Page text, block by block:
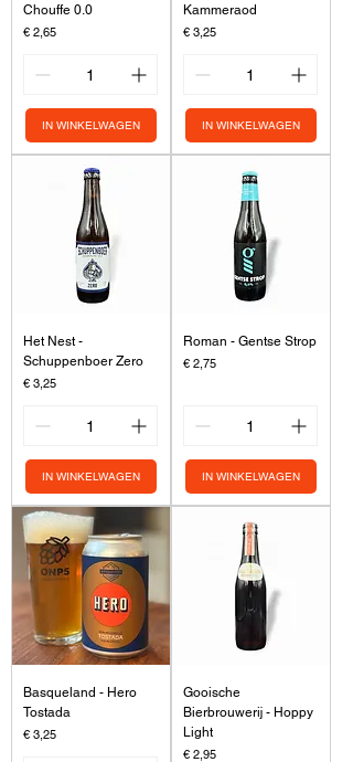
Chouffe 0.0
Prijs
€ 2,65
IN WINKELWAGEN
Kammeraod
Prijs
€ 3,25
IN WINKELWAGEN
Het Nest -
Schuppenboer Zero
Prijs
€ 3,25
IN WINKELWAGEN
Roman - Gentse Strop
Prijs
€ 2,75
IN WINKELWAGEN
Basqueland - Hero
Tostada
Prijs
€ 3,25
Gooische
Bierbrouwerij - Hoppy
Light
Prijs
€ 2,95